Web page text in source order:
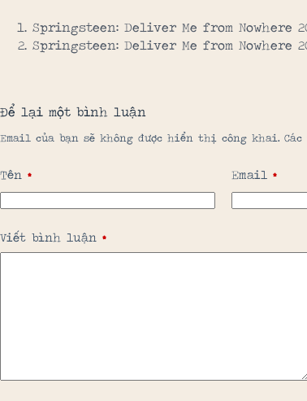
Springsteen: Deliver Me from Nowhere
Springsteen: Deliver Me from
Để lại một bình luận
Email của bạn sẽ không được hiển thị công khai.
Tên * Email *
Viết bình luận *